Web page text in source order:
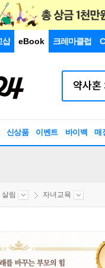
샵 eBook 크레마클럽
신상품 이벤트 바이백 매
살림 자녀교육